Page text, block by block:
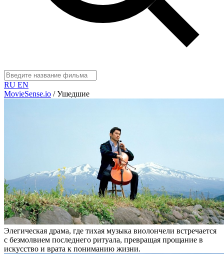
RU EN
MovieSense.io / Ушедшие
Элегическая драма, где тихая музыка виолончели встречается
с безмолвием последнего ритуала, превращая прощание в
искусство и врата к пониманию жизни.